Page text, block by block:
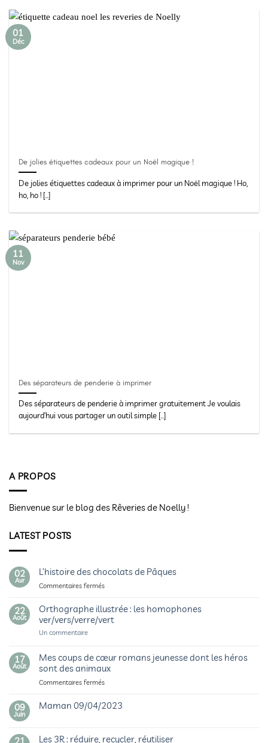
De jolies étiquettes cadeaux pour un Noël magique !
De jolies étiquettes cadeaux à imprimer pour un Noël magique ! Ho,
ho, ho ! [...]
01
Déc
Des séparateurs de penderie à imprimer
Des séparateurs de penderie à imprimer gratuitement Je voulais
aujourd’hui vous partager un outil simple [...]
11
Nov
A PROPOS
Bienvenue sur le blog des Rêveries de Noelly !
LATEST POSTS
02
Avr
L’histoire des chocolats de Pâques
Commentaires ferméssur
des
chocolats
de
22
Août
Orthographe illustrée : les homophones
ver/vers/verre/vert
Un commentairesur
:
les
homophones
17
Août
Mes coups de cœur romans jeunesse dont les héros
sont des animaux
Commentaires ferméssur
coups
09
Juin
Maman 09/04/2023
Maman
Les 3R : réduire, recycler, réutiliser